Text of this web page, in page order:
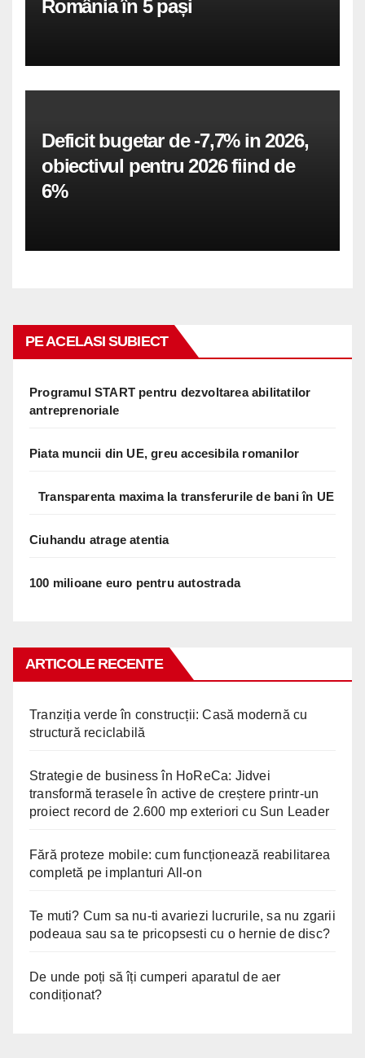
România în 5 pași
Deficit bugetar de -7,7% in 2026,
obiectivul pentru 2026 fiind de
6%
PE ACELASI SUBIECT
Programul START pentru dezvoltarea abilitatilor
antreprenoriale
Piata muncii din UE, greu accesibila romanilor
Transparenta maxima la transferurile de bani în UE
Ciuhandu atrage atentia
100 milioane euro pentru autostrada
ARTICOLE RECENTE
Tranziția verde în construcții: Casă modernă cu
structură reciclabilă
Strategie de business în HoReCa: Jidvei
transformă terasele în active de creștere printr-un
proiect record de 2.600 mp exteriori cu Sun Leader
Fără proteze mobile: cum funcționează reabilitarea
completă pe implanturi All-on
Te muti? Cum sa nu-ti avariezi lucrurile, sa nu zgarii
podeaua sau sa te pricopsesti cu o hernie de disc?
De unde poți să îți cumperi aparatul de aer
condiționat?